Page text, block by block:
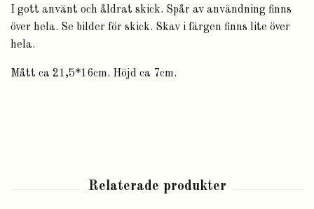
I gott använt och åldrat skick. Spår av användning finns
över hela. Se bilder för skick. Skav i färgen finns lite över
hela.
Mått ca 21,5*16cm. Höjd ca 7cm.